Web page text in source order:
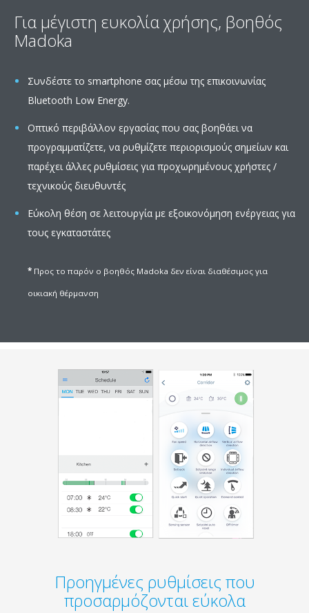
Για μέγιστη ευκολία χρήσης, βοηθός
Madoka
Συνδέστε το smartphone σας μέσω της επικοινωνίας
Bluetooth Low Energy.
Οπτικό περιβάλλον εργασίας που σας βοηθάει να
προγραμματίζετε, να ρυθμίζετε περιορισμούς σημείων και
παρέχει άλλες ρυθμίσεις για προχωρημένους χρήστες /
τεχνικούς διευθυντές
Εύκολη θέση σε λειτουργία με εξοικονόμηση ενέργειας για
τους εγκαταστάτες
* Προς το παρόν ο βοηθός Madoka δεν είναι διαθέσιμος για
οικιακή θέρμανση
Προηγμένες ρυθμίσεις που
προσαρμόζονται εύκολα